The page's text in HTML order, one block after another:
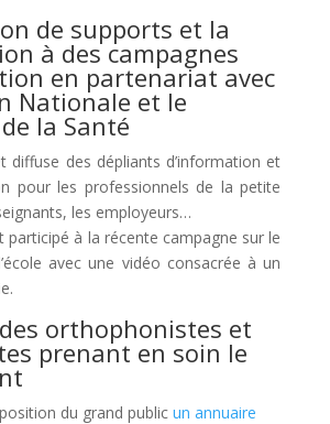
de supports et la
à des campagnes
en partenariat avec
Nationale et le
la Santé
diffuse des dépliants d’information et
pour les professionnels de la petite
les employeurs…
participé à la récente campagne sur le
avec une vidéo consacrée à un
orthophonistes et
prenant en soin le
du grand public un annuaire